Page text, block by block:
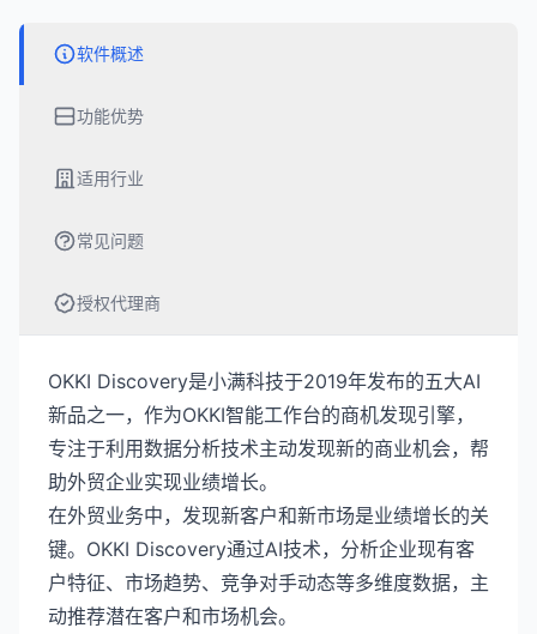
软件概述
功能优势
适用行业
常见问题
授权代理商
OKKI Discovery是小满科技于2019年发布的五大AI
新品之一，作为OKKI智能工作台的商机发现引擎，
专注于利用数据分析技术主动发现新的商业机会，帮
助外贸企业实现业绩增长。
在外贸业务中，发现新客户和新市场是业绩增长的关
键。OKKI Discovery通过AI技术，分析企业现有客
户特征、市场趋势、竞争对手动态等多维度数据，主
动推荐潜在客户和市场机会。